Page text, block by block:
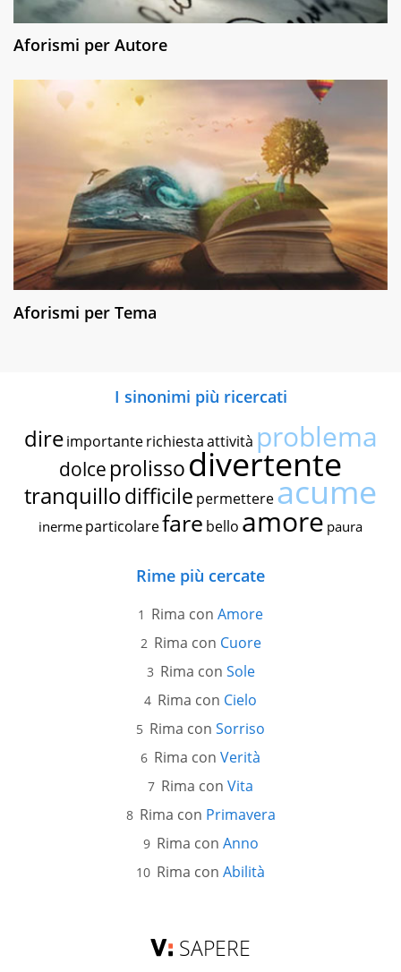
Aforismi per Autore
Aforismi per Tema
I sinonimi più ricercati
dire importante richiestaattività problema
dolce prolissodivertente
tranquillodifficile permettereacume
inerme particolarefare bello amore paura
Rime più cercate
Rima con Amore
Rima con Cuore
Rima con Sole
Rima con Cielo
Rima con Sorriso
Rima con Verità
Rima con Vita
Rima con Primavera
Rima con Anno
Rima con Abilità
SAPERE